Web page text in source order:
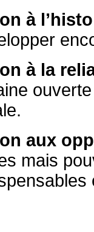
à
à la
aux
mais